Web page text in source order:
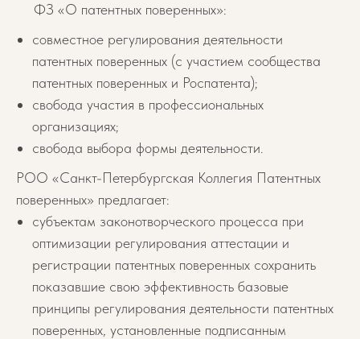
ФЗ «О патентных поверенных»:
совместное регулирования деятельности
патентных поверенных (с участием сообщества
патентных поверенных и Роспатента);
свобода участия в профессиональных
организациях;
свобода выбора формы деятельности.
РОО «Санкт-Петербургская Коллегия Патентных
поверенных» предлагает:
субъектам законотворческого процесса при
оптимизации регулирования аттестации и
регистрации патентных поверенных сохранить
показавшие свою эффективность базовые
принципы регулирования деятельности патентных
поверенных, установленные подписанным